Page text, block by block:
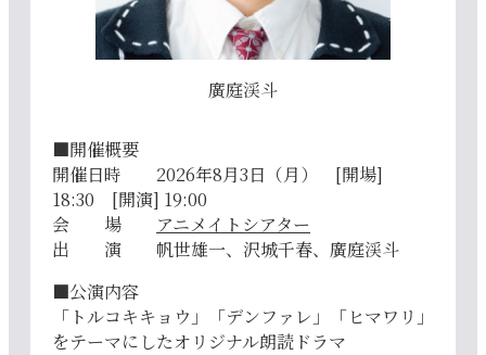
廣庭渓斗
■開催概要
開催日時 2026年8月3日（月） [開場]
18:30 [開演] 19:00
会 場 アニメイトシアター
出 演 帆世雄一、沢城千春、廣庭渓斗
■公演内容
「トルコキキョウ」「デンファレ」「ヒマワリ」
をテーマにしたオリジナル朗読ドラマ